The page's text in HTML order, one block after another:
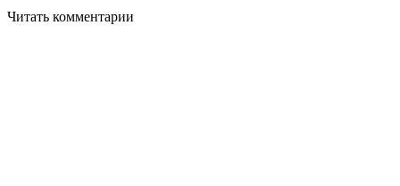
Читать комментарии